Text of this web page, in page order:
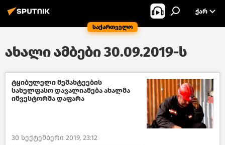
საქართველო
ᲥᲐᲠ
ახალი ამბები 30.09.2019-ს
ტყიბულელი მეშახტეების
სახელფასო დავალიანება ახალმა
ინვესტორმა დაფარა
30 სექტემბერი 2019, 23:12